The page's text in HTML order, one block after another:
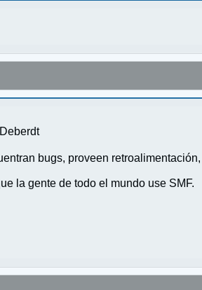
bugs, proveen
la gente de todo el mundo use SMF.